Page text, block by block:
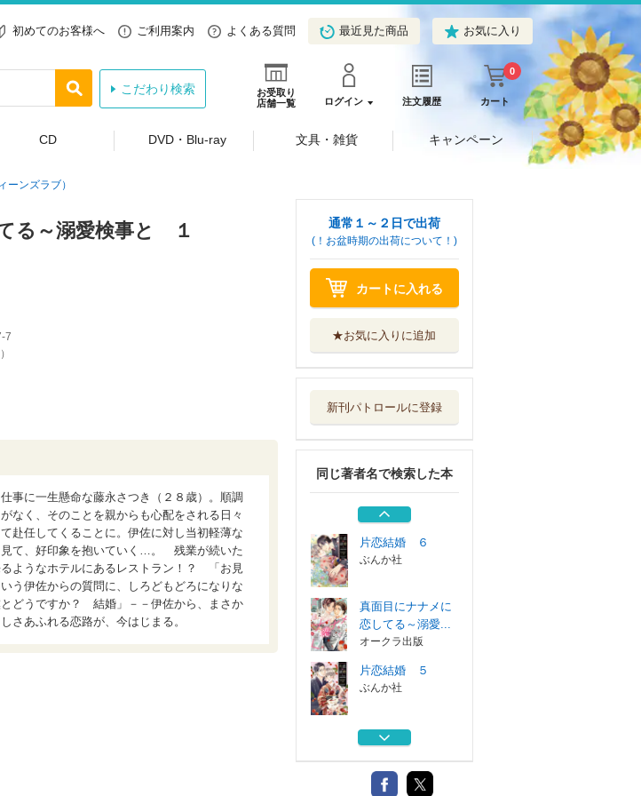
初めてのお客様へ ご利用案内 よくある質問 最近見た商品 お気に入り
お受取り
店舗一覧
ログイン 注文履歴 カート
0
こだわり検索
CD DVD・Blu-ray 文具・雑貨 キャンペーン
ーンズラブ）
る～溺愛検事と １
7
）
事に一生懸命な藤永さつき（２８歳）。順調
なく、そのことを親からも心配をされる日々
赴任してくることに。伊佐に対し当初軽薄な
見て、好印象を抱いていく…。 残業が続いた
ようなホテルにあるレストラン！？ 「お見
う伊佐からの質問に、しろどもどろになりな
どうですか？ 結婚」－－伊佐から、まさか
あふれる恋路が、今はじまる。
通常１～２日で出荷
(！お盆時期の出荷について！)
カートに入れる
★お気に入りに追加
新刊パトロールに登録
同じ著者名で検索した本
片恋結婚 ５
ぶんか社
片恋結婚 ４
片恋結婚～年上の
旦那様は不器用...
ぶんか社
片恋結婚 ６
ぶんか社
真面目にナナメに
恋してる～溺愛...
オークラ出版
片恋結婚 ５
ぶんか社
片恋結婚 ４